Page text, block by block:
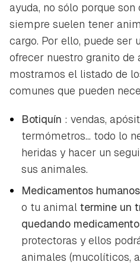
ayuda, no sólo porque son
siempre suelen tener
cargo. Por ello, puede ser
ofrecer nuestro granito de
mostramos el listado de
comunes que pueden
Botiquín : vendas,
termómetros... todo lo
heridas y hacer un
sus animales.
Medicamentos
o tu animal termine un
quedando
protectoras y ellos
animales (mucolíticos,